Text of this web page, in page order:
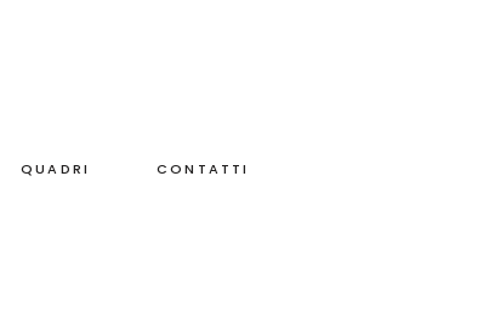
QUADRI CONTATTI